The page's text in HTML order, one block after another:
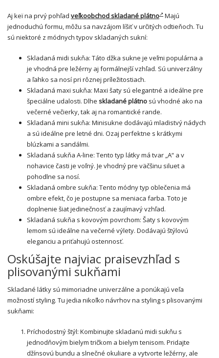
Aj keï na prvý pohľad veľkoobchodskladané plátno
Majú
jednoduchú formu, môžu sa navzájom líšiť v určitých odtieňoch. Tu
sú niektoré z módnych typov skladaných sukní:
Skladaná midi sukňa: Táto džka sukne je veľmi populárna a
je vhodná pre ležérny aj formálnejší vzhľad. Sú univerzálny
a ľahko sa nosí pri rôznej príležitostiach.
Skladaná maxi sukňa: Maxi šaty sú elegantné a ideálne pre
špeciálne udalosti. Dlhe skladané plátno sú vhodné ako na
večerné večierky, tak aj na romantické rande.
Skladaná mini sukňa: Minisukne dodávajú mladistvý nádych
a sú ideálne pre letné dni. Ozaj perfektne s krátkymi
blúzkami a sandálmi.
Skladaná sukňa A-line: Tento typ látky má tvar „A“ a v
nohavice časti je voľný. Je vhodný pre väčšinu siluet a
pohodlne sa nosí.
Skladaná ombre sukňa: Tento módny typ oblečenia má
ombre efekt, čo je postupne sa meniaca farba. Toto je
doplnenie šiat jedinečnosť a zaujímavý vzhľad.
Skladaná sukňa s kovovým povrchom: Šaty s kovovým
lemom sú ideálne na večerné výlety. Dodávajú štýlovú
eleganciu a priťahujú ostennosť.
Oskúšajte najviac praisevzhľad s
plisovanými sukňami
Skladané látky sú mimoriadne univerzálne a ponúkajú veľa
možností styling. Tu jedia nikoľko návrhov na styling s plisovanými
sukňami:
Príchodostný štýl: Kombinujte skladanú midi sukňu s
jednodňovým bielym tričkom a bielym tenisom. Pridajte
džínsovú bundu a slnečné okuliare a vytvorte ležérny, ale